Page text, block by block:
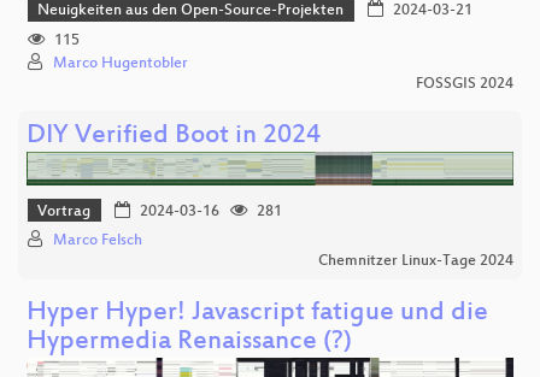
Neuigkeiten aus den Open-Source-Projekten
2024-03-21
115
Marco Hugentobler
FOSSGIS 2024
DIY Verified Boot in 2024
Vortrag 2024-03-16
281
Marco Felsch
Chemnitzer Linux-Tage 2024
Hyper Hyper! Javascript fatigue und die
Hypermedia Renaissance (?)